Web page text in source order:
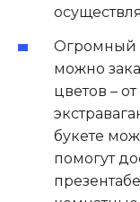
Огромный
можно
цветов –
букете
помогут